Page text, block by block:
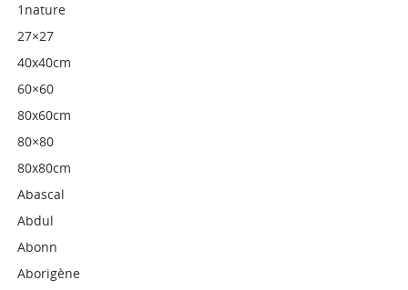
1nature
27×27
40x40cm
60×60
80x60cm
80×80
80x80cm
Abascal
Abdul
Abonn
Aborigène